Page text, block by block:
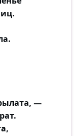
—